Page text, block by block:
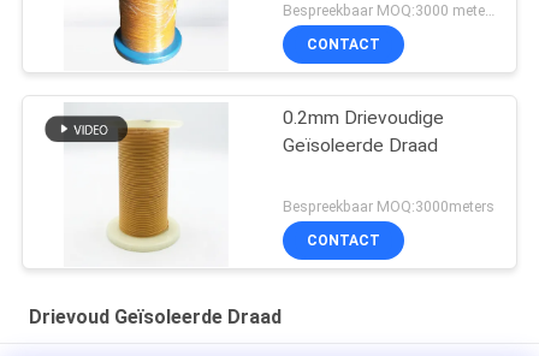
Bespreekbaar MOQ:3000 meters
CONTACT
0.2mm Drievoudige
Geïsoleerde Draad
Bespreekbaar MOQ:3000meters
CONTACT
Drievoud Geïsoleerde Draad